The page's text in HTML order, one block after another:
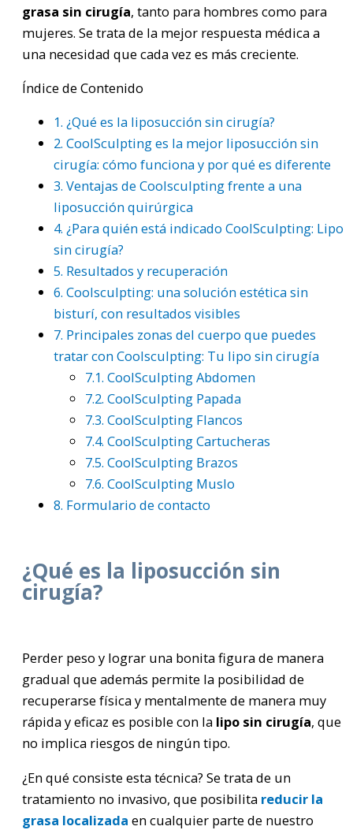
grasa sin cirugía, tanto para hombres como para
mujeres. Se trata de la mejor respuesta médica a
una necesidad que cada vez es más creciente.
Índice de Contenido
1. ¿Qué es la liposucción sin cirugía?
2. CoolSculpting es la mejor liposucción sin
cirugía: cómo funciona y por qué es diferente
3. Ventajas de Coolsculpting frente a una
liposucción quirúrgica
4. ¿Para quién está indicado CoolSculpting: Lipo
sin cirugía?
5. Resultados y recuperación
6. Coolsculpting: una solución estética sin
bisturí, con resultados visibles
7. Principales zonas del cuerpo que puedes
tratar con Coolsculpting: Tu lipo sin cirugía
7.1. CoolSculpting Abdomen
7.2. CoolSculpting Papada
7.3. CoolSculpting Flancos
7.4. CoolSculpting Cartucheras
7.5. CoolSculpting Brazos
7.6. CoolSculpting Muslo
8. Formulario de contacto
¿Qué es la liposucción sin
cirugía?
Perder peso y lograr una bonita figura de manera
gradual que además permite la posibilidad de
recuperarse física y mentalmente de manera muy
rápida y eficaz es posible con la lipo sin cirugía, que
no implica riesgos de ningún tipo.
¿En qué consiste esta técnica? Se trata de un
tratamiento no invasivo, que posibilita reducir la
grasa localizada en cualquier parte de nuestro